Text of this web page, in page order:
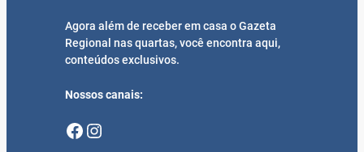
Agora além de receber em casa o Gazeta
Regional nas quartas, você encontra aqui,
conteúdos exclusivos.
Nossos canais:
Facebook Instagram